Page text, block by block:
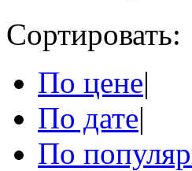
Сортировать:
По цене|
По дате|
По